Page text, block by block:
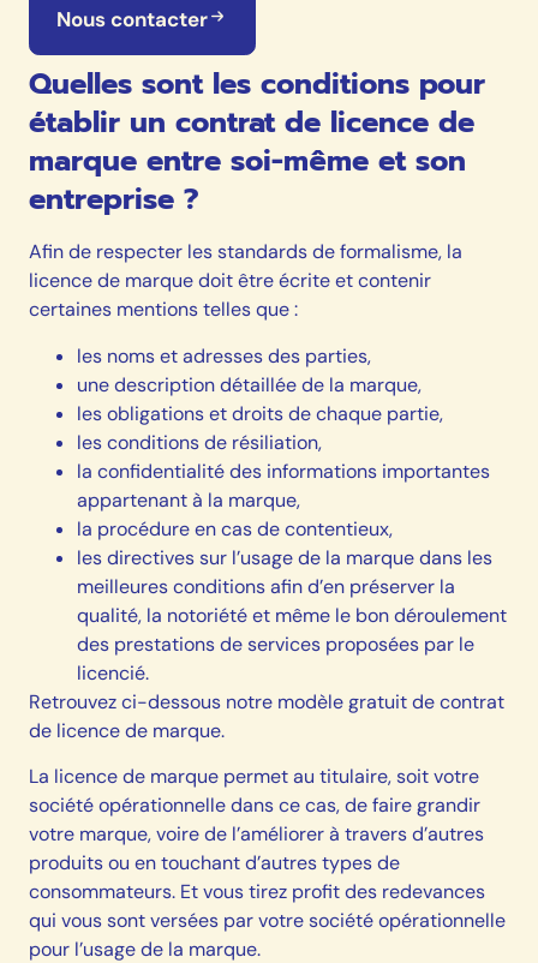
Nous contacter
Quelles sont les conditions pour
établir un contrat de licence de
marque entre soi-même et son
entreprise ?
Afin de respecter les standards de formalisme, la
licence de marque doit être écrite et contenir
certaines mentions telles que :
les noms et adresses des parties,
une description détaillée de la marque,
les obligations et droits de chaque partie,
les conditions de résiliation,
la confidentialité des informations importantes
appartenant à la marque,
la procédure en cas de contentieux,
les directives sur l’usage de la marque dans les
meilleures conditions afin d’en préserver la
qualité, la notoriété et même le bon déroulement
des prestations de services proposées par le
licencié.
Retrouvez ci-dessous notre modèle gratuit de contrat
de licence de marque.
La licence de marque permet au titulaire, soit votre
société opérationnelle dans ce cas, de faire grandir
votre marque, voire de l’améliorer à travers d’autres
produits ou en touchant d’autres types de
consommateurs. Et vous tirez profit des redevances
qui vous sont versées par votre société opérationnelle
pour l’usage de la marque.